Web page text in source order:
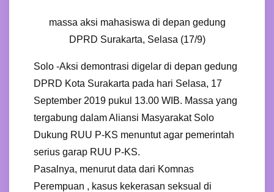
massa aksi mahasiswa di depan gedung
DPRD Surakarta, Selasa (17/9)
Solo -Aksi demontrasi digelar di depan gedung
DPRD Kota Surakarta pada hari Selasa, 17
September 2019 pukul 13.00 WIB. Massa yang
tergabung dalam Aliansi Masyarakat Solo
Dukung RUU P-KS menuntut agar pemerintah
serius garap RUU P-KS.
Pasalnya, menurut data dari Komnas
Perempuan , kasus kekerasan seksual di